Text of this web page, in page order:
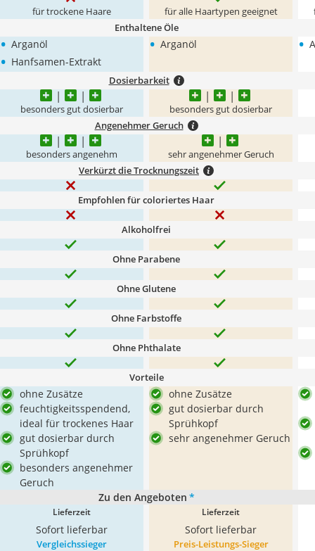
für trockene Haare für alle Haartypen geeignet
Enthaltene Öle
• Arganöl
• Hanfsamen-Extrakt
• Arganöl •
Dosierbarkeit
besonders gut dosierbar besonders gut dosierbar
Angenehmer Geruch
besonders angenehm sehr angenehmer Geruch
Verkürzt die Trocknungszeit
Empfohlen für coloriertes Haar
Alkoholfrei
Ohne Parabene
Ohne Glutene
Ohne Farbstoffe
Ohne Phthalate
Vorteile
ohne Zusätze
feuchtigkeitsspendend,
ideal für trockenes Haar
gut dosierbar durch
Sprühkopf
besonders angenehmer
Geruch
ohne Zusätze
gut dosierbar durch
Sprühkopf
sehr angenehmer Geruch
Zu den Angeboten *
Lieferzeit
Sofort lieferbar
Lieferzeit
Sofort lieferbar
Vergleichssieger Preis-Leistungs-Sieger